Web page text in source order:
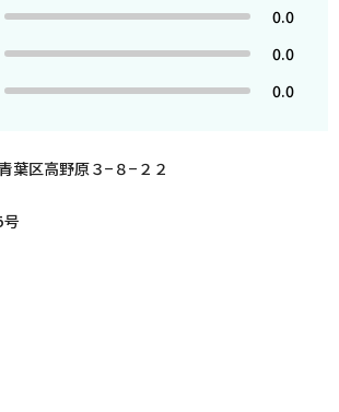
0.0
0.0
0.0
葉区高野原３−８−２２